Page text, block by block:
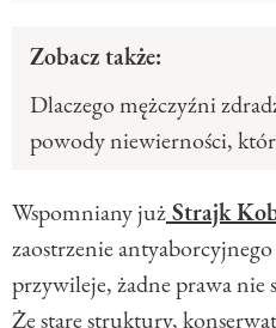
Zobacz także:
Dlaczego mężczyźni
powody niewierności,
Wspomniany jużStrajk
zaostrzenie
przywileje, żadne prawa nie
Że stare struktury,